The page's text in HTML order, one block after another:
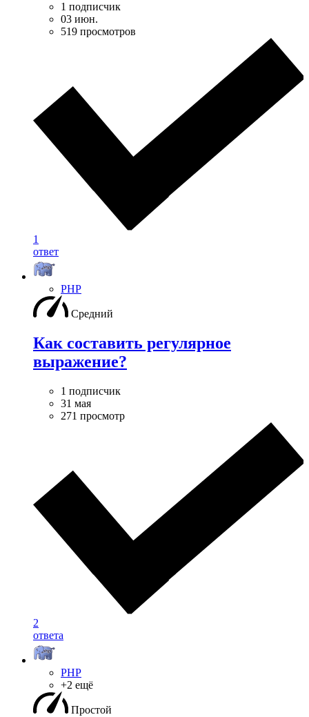
1 подписчик
03 июн.
519 просмотров
1
ответ
PHP
Средний
Как составить регулярное
выражение?
1 подписчик
31 мая
271 просмотр
2
ответа
PHP
+2 ещё
Простой